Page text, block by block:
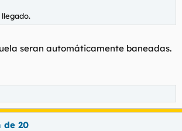
seran automáticamente baneadas.
de 20